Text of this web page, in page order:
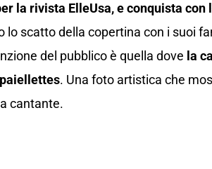
la rivista ElleUsa, e conquista con
lo scatto della copertina con i suoi
del pubblico è quella dove la
. Una foto artistica che
cantante.